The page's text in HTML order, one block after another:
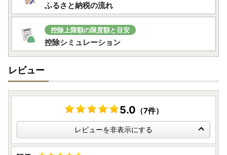
ふるさと納税の流れ
控除上限額の限度額と目安
控除シミュレーション
レビュー
5.0 （7件）
レビューを非表示にする